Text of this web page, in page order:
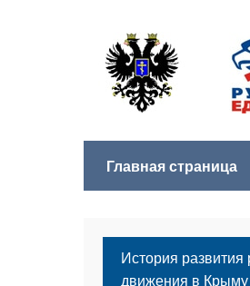
Главная страница
История развития
движения в Крыму